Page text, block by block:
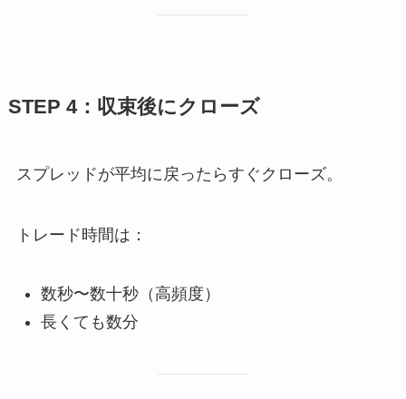
STEP 4：収束後にクローズ
スプレッドが平均に戻ったらすぐクローズ。
トレード時間は：
数秒〜数十秒（高頻度）
長くても数分